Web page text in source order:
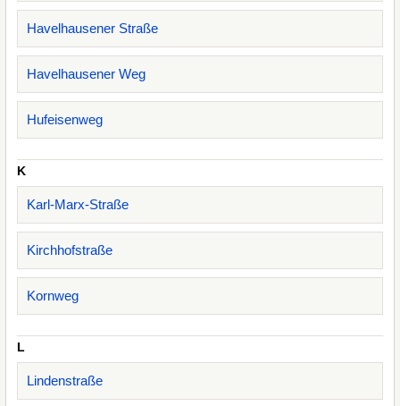
Havelhausener Straße
Havelhausener Weg
Hufeisenweg
K
Karl-Marx-Straße
Kirchhofstraße
Kornweg
L
Lindenstraße